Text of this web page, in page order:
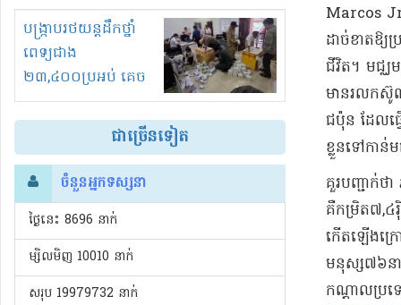
រំខានទាំងយប់ទាំងថ្ងៃ
បង្ក្រាបរថយន្តដឹកថ្នាំ
ពេទ្យជាង
២៣,៤០០ប្រអប់ គេច
ពន្ធនិងអត់ច្បាប់នាំ
ចូល!?
ជាច្រើនទៀត
ចំនួនអ្នកទស្សនា
ថ្ងៃនេះ​ 8696 នាក់
ម្សិលមិញ 10010 នាក់
សរុប 19979732 នាក់
Marcos
ដាច់ខាតឱ្យ
ជីវិត។ មជ្ឈ
មានរលកស៊ូ
ជប៉ុន ដែលធ្
ខ្លួនទៅកាន់
គួរបញ្ជាក់ថ
គឺកម្រិត៧,
កើតឡើងក្រ
មនុស្ស៧៦ន
កណ្តាលប្រ